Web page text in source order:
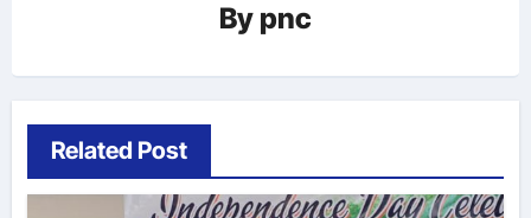
By pnc
Related Post